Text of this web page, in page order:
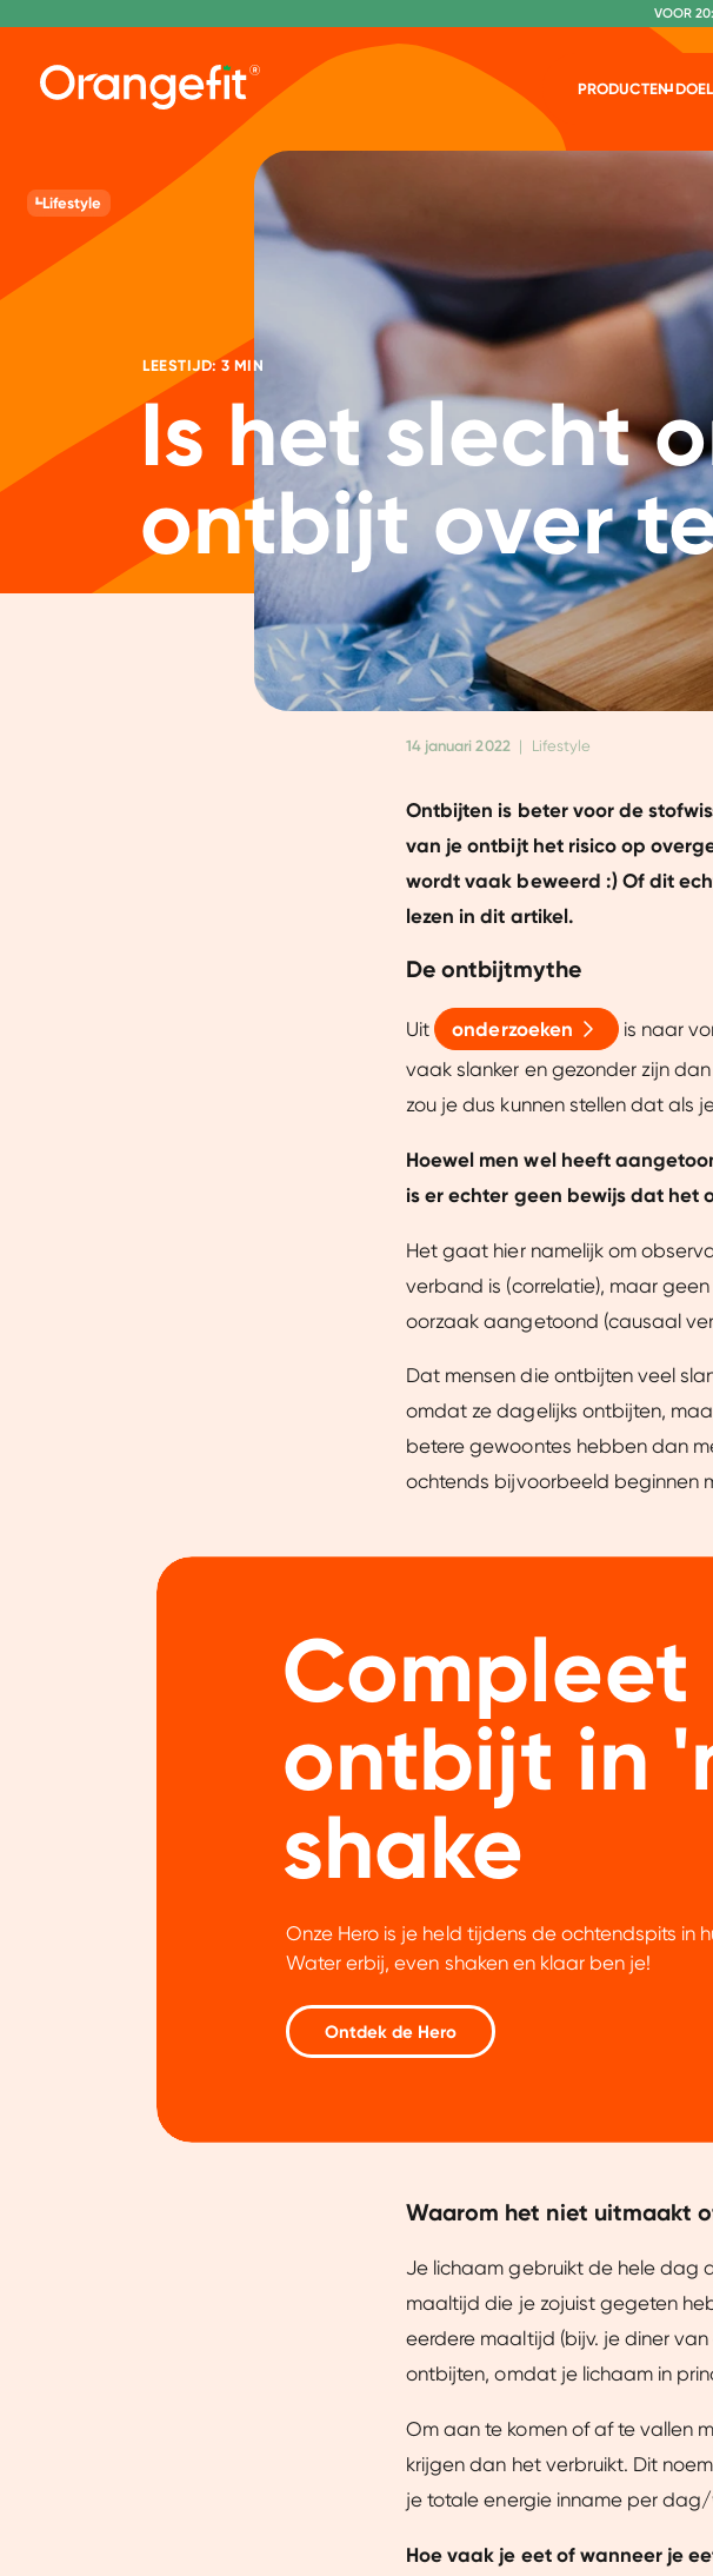
NR.
VOOR
PRODUCTEN
LEESTIJD: 3 MIN
Is het slecht
ontbijt over
Lifestyle
14 januari 2022 | Lifestyle
Ontbijten is beter voor de
van je ontbijt het risico op
wordt vaak beweerd :) Of dit
lezen in dit artikel.
De ontbijtmythe
Uit onderzoeken
is naar
vaak slanker en gezonder zijn
zou je dus kunnen stellen dat als
Hoewel men wel heeft
is er echter geen bewijs dat het
Het gaat hier namelijk om
verband is (correlatie), maar
oorzaak aangetoond (causaal
Dat mensen die ontbijten veel
omdat ze dagelijks ontbijten,
betere gewoontes hebben dan
ochtends bijvoorbeeld beginnen
Compleet
ontbijt in
shake
Onze Hero is je held tijdens de ochtendspits in
Water erbij, even shaken en klaar ben je!
Ontdek de Hero
Waarom het niet uitmaakt
Je lichaam gebruikt de hele dag
maaltijd die je zojuist gegeten
eerdere maaltijd (bijv. je diner
ontbijten, omdat je lichaam in
Om aan te komen of af te vallen
krijgen dan het verbruikt. Dit
je totale energie inname per
Hoe vaak je eet of wanneer je